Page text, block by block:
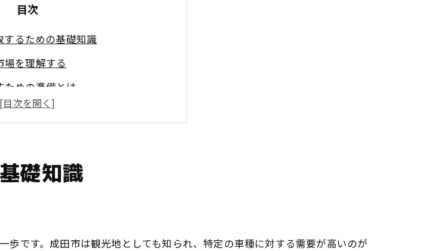
目次
るための基礎知識
場を理解する
ための準備とは
離が査定に与える影響
るための交渉術
礎知識
です。成田市は観光地としても知られ、特定の車種に対する需要が高いのが